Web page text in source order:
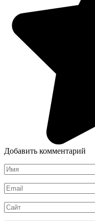
Добавить комментарий
Имя
Email
Сайт